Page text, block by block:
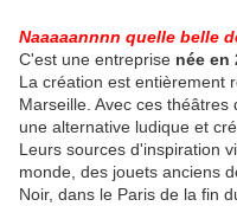
Naaaaannnn quelle belle
C'est une entreprise née en
La création est entièrement
Marseille. Avec ces
une alternative ludique et
Leurs sources d'inspiration
monde, des jouets anciens
Noir, dans le Paris de la fin